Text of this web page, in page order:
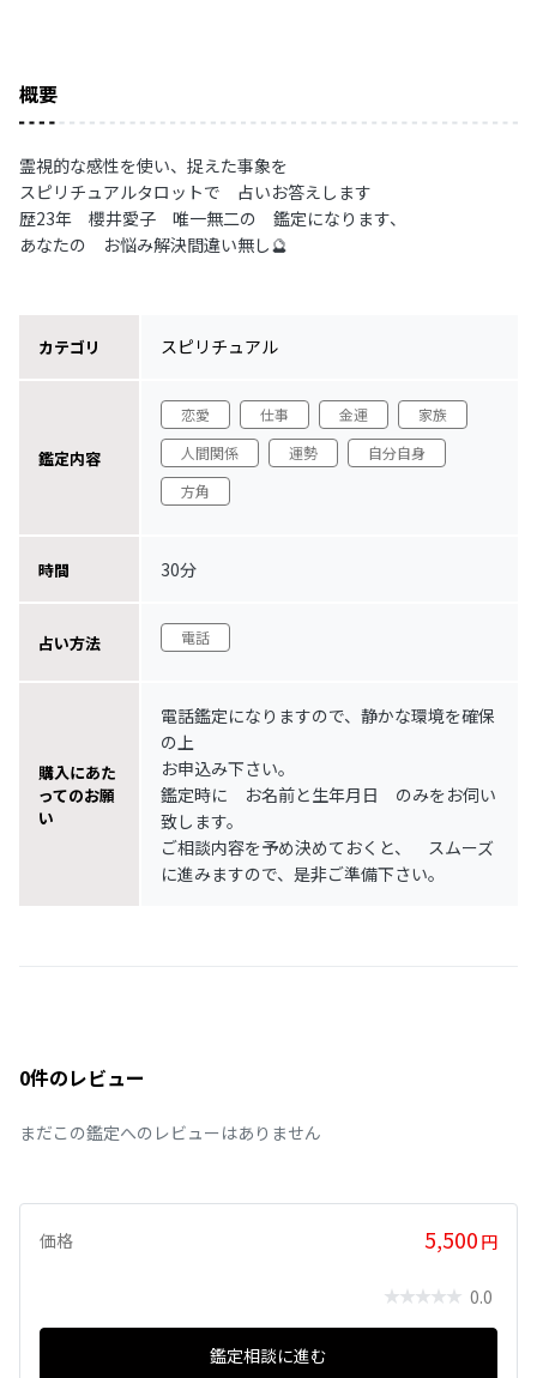
概要
霊視的な感性を使い、捉えた事象を
スピリチュアルタロットで 占いお答えします
歴23年 櫻井愛子 唯一無二の 鑑定になります、
あなたの お悩み解決間違い無し🔮
カテゴリ スピリチュアル
鑑定内容
恋愛 仕事 金運
家族
人間関係
運勢
自分自身
方角
時間 30分
占い方法 電話
購入にあた
ってのお願
い
電話鑑定になりますので、静かな環境を確保
の上
お申込み下さい。
鑑定時に お名前と生年月日 のみをお伺い
致します。
ご相談内容を予め決めておくと、 スムーズ
に進みますので、是非ご準備下さい。
0件のレビュー
まだこの鑑定へのレビューはありません
価格 5,500 円
0.0
鑑定相談に進む